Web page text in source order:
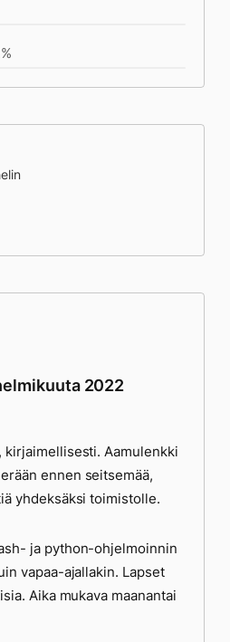
2022
kirjaimellisesti. Aamulenkki
ennen seitsemää,
yhdeksäksi toimistolle.
ja python-ohjelmoinnin
vapaa-ajallakin. Lapset
Aika mukava maanantai